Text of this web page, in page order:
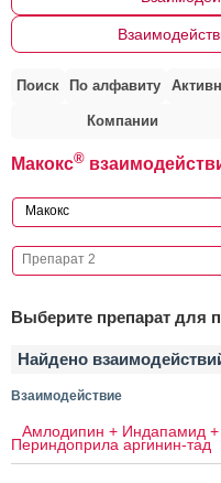
Поиск По алфавиту
Компании
Макокс®
Выберите препарат для
Найдено
Взаимодействие
Амлодипин + Индапамид +
Периндоприла аргинин-тад